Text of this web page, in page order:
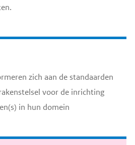
zich aan de standaarden
voor de inrichting
in hun domein